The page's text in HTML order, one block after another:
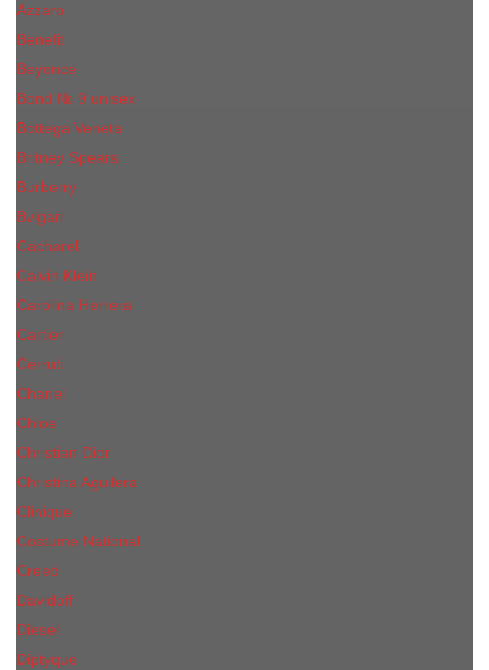
Azzaro
Benefit
Beyonce
Bond № 9 unisex
Bottega Veneta
Britney Spears
Burberry
Bvlgari
Cacharel
Calvin Klein
Carolina Herrera
Cartier
Cerruti
Сhanеl
Chloe
Christian Dior
Christina Aguilera
Сliniquе
Costume National
Creed
Davidoff
Diesel
Diptyque